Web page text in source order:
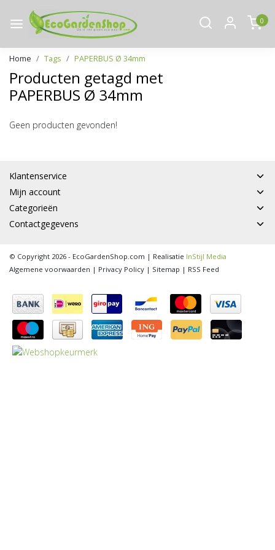
0
Home Tags PAPERBUS Ø 34mm
Producten getagd met
PAPERBUS Ø 34mm
Geen producten gevonden!
Klantenservice
Mijn account
Categorieën
Contactgegevens
© Copyright 2026 - EcoGardenShop.com | Realisatie InStijl Media
Algemene voorwaarden | Privacy Policy | Sitemap | RSS Feed